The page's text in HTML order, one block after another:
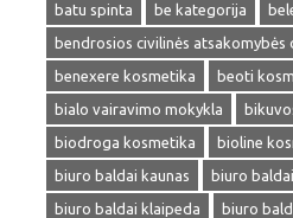
batu spinta
be kategorija
bendrosios civilinės atsakomybės
benexere kosmetika
beoti
bialo vairavimo mokykla
biodroga kosmetika
bioline
biuro baldai kaunas
biuro
biuro baldai klaipeda
biuro